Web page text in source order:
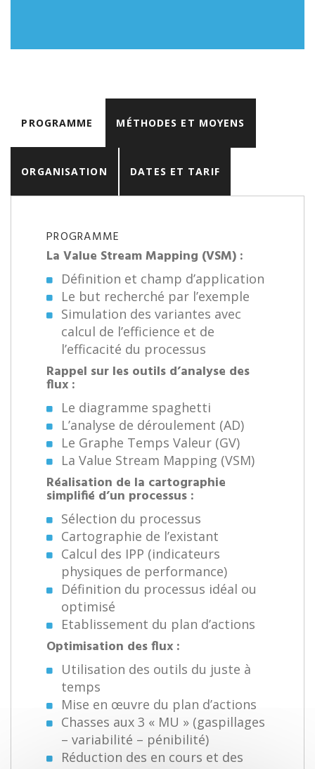
PROGRAMME MÉTHODES ET MOYENS
ORGANISATION DATES ET TARIF
PROGRAMME
La Value Stream Mapping (VSM) :
Définition et champ d’application
Le but recherché par l’exemple
Simulation des variantes avec
calcul de l’efficience et de
l’efficacité du processus
Rappel sur les outils d’analyse des
flux :
Le diagramme spaghetti
L’analyse de déroulement (AD)
Le Graphe Temps Valeur (GV)
La Value Stream Mapping (VSM)
Réalisation de la cartographie
simplifié d’un processus :
Sélection du processus
Cartographie de l’existant
Calcul des IPP (indicateurs
physiques de performance)
Définition du processus idéal ou
optimisé
Etablissement du plan d’actions
Optimisation des flux :
Utilisation des outils du juste à
temps
Mise en œuvre du plan d’actions
Chasses aux 3 « MU » (gaspillages
– variabilité – pénibilité)
Réduction des en cours et des